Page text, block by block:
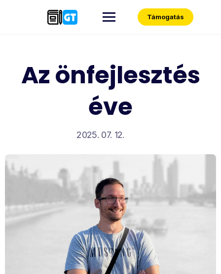
Támogatás
Az önfejlesztés
éve
2025. 07. 12.